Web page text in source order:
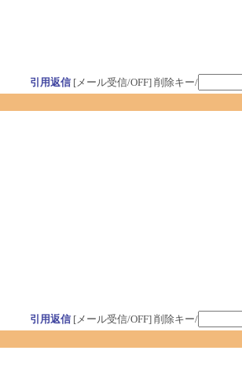
引用返信[メール受信/OFF] 削除キー/
引用返信[メール受信/OFF] 削除キー/